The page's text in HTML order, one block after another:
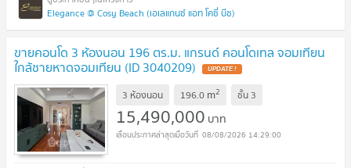
Elegance @ Cosy Beach (เอเลแกนซ์ แอท โคซี่ บีช)
ขายคอนโด 3 ห้องนอน 196 ตร.ม. แกรนด์ คอนโดเทล จอมเทียน
ใกล้ชายหาดจอมเทียน (ID 3040209) UPDATE !
3 ห้องนอน 196.0 m2 ชั้น 3
15,490,000 บาท
08/08/2026 14:29:00